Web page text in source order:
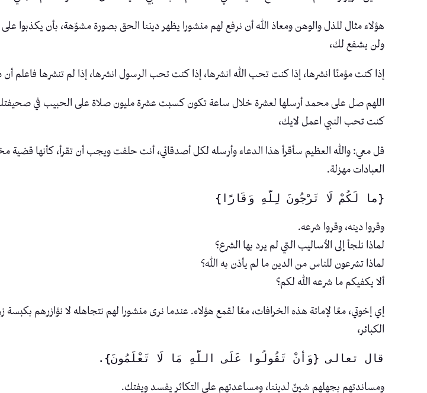
هؤلاء مثال للذل والوهن ومعاذ الله أن نرفع لهم منشورا يظهر ديننا الحق بصورة مشوّهة، بأن
ولن يشفع لك،
إذا كنت مؤمنًا انشرها، إذا كنت تحب الله انشرها، إذا كنت تحب الرسول انشرها، إذا لم تنشرها فاعلم
اللهم صل على محمد أرسلها لعشرة خلال ساعة تكون كسبت عشرة مليون صلاة على الحبيب في
كنت تحب النبي اعمل لايك،
قل معي: والله العظيم سأقرأ هذا الدعاء وأرسله لكل أصدقائي، أنت حلفت ويجب أن تقرأ، كأنها
العبادات مهزلة.
{ما لَكُمْ لَا تَرْجُونَ لِلَّهِ وَقَارًا}
وقروا دينه، وقروا شرعه.
لماذا نلجأ إلى الأساليب التي لم يرد بها الشرع؟
لماذا تشرعون للناس من الدين ما لم يأذن به الله؟
ألا يكفيكم ما شرعه الله لكم؟
إي إخوتي، معًا لإماتة هذه الخرافات، معًا لقمع هؤلاء. عندما نرى منشورا لهم نتجاهله لا نؤازرهم
الكبائر،
قال تعالى {وَأَنْ تَقُولُوا عَلَى اللَّهِ مَا لَا تَعْلَمُونَ}.
ومساندتهم بجهلهم شينٌ لديننا، ومساعدتهم على التكاثر يفسد ويفتك.